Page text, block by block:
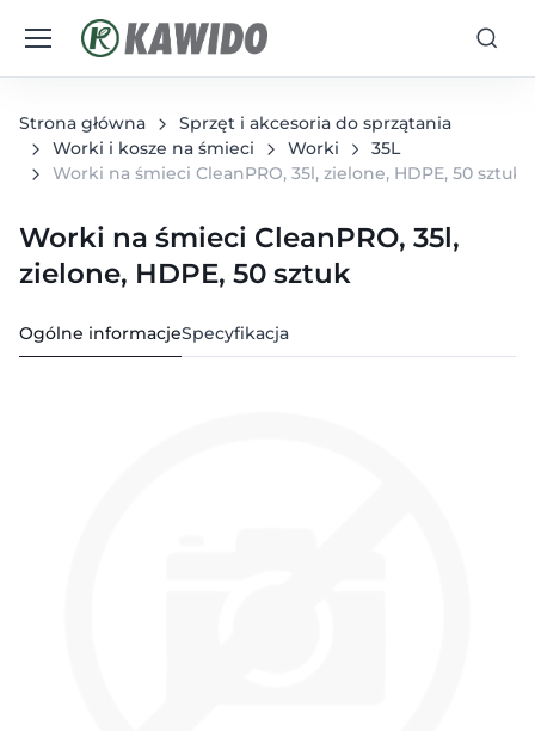
Strona główna
Sprzęt i akcesoria do sprzątania
Worki i kosze na śmieci
Worki
35L
Worki na śmieci CleanPRO, 35l, zielone, HDPE, 50 sztuk
Worki na śmieci CleanPRO, 35l,
zielone, HDPE, 50 sztuk
Ogólne informacjeSpecyfikacja